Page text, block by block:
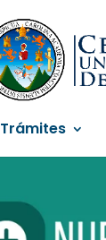
Trámites